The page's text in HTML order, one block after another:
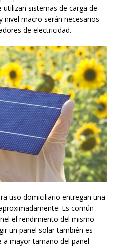
sistemas de carga de
nivel macro serán necesarios
de electricidad.
uso domiciliario entregan una
Es común
el rendimiento del mismo
un panel solar también es
a mayor tamaño del panel